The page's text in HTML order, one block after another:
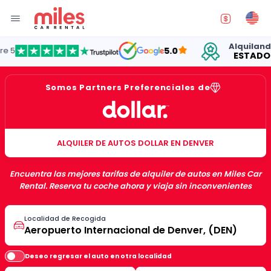
5.0 Alquilando
ESTADOS
Somos Partners Preferenciales de
ALQUILER DE AUTOS DOLLAR EN DENVER
Encuentra las mejores tarifas de alquiler de autos en Miles Car
Rental. Reserva tu coche ahora y viaja sin inconvenientes
Localidad de Recogida
Deseo regresar el auto en otra localidad